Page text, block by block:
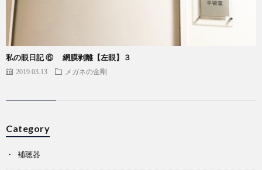
私の眼日記 ⑥ 網膜剥離【左眼】３
2019.03.13 メガネの金剛
Category
補聴器